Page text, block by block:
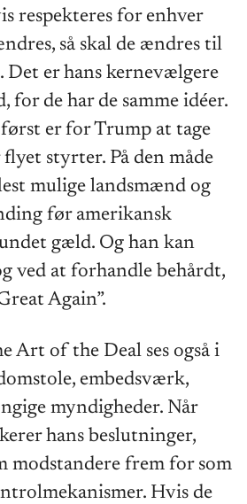
respekteres for enhver
så skal de ændres til
Det er hans kernevælgere
for de har de samme idéer.
er for Trump at tage
styrter. På den måde
mulige landsmænd og
før amerikansk
gæld. Og han kan
ved at forhandle behårdt,
Again”.
Art of the Deal ses også i
embedsværk,
myndigheder. Når
hans beslutninger,
modstandere frem for som
Hvis de